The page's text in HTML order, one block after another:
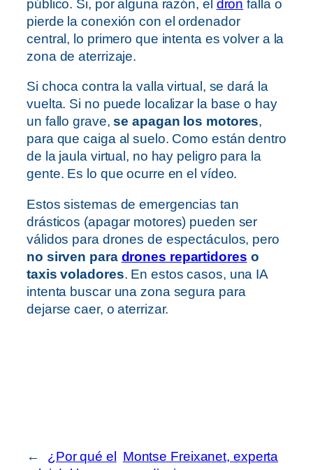
público. Si, por alguna razón, el dron falla o
pierde la conexión con el ordenador
central, lo primero que intenta es volver a la
zona de aterrizaje.
Si choca contra la valla virtual, se dará la
vuelta. Si no puede localizar la base o hay
un fallo grave,se apagan los motores,
para que caiga al suelo. Como están dentro
de la jaula virtual, no hay peligro para la
gente. Es lo que ocurre en el vídeo.
Estos sistemas de emergencias tan
drásticos (apagar motores) pueden ser
válidos para drones de espectáculos, pero
no sirven para drones repartidores o
taxis voladores. En estos casos, una IA
intenta buscar una zona segura para
dejarse caer, o aterrizar.
←
¿Por qué el Montse Freixanet, experta